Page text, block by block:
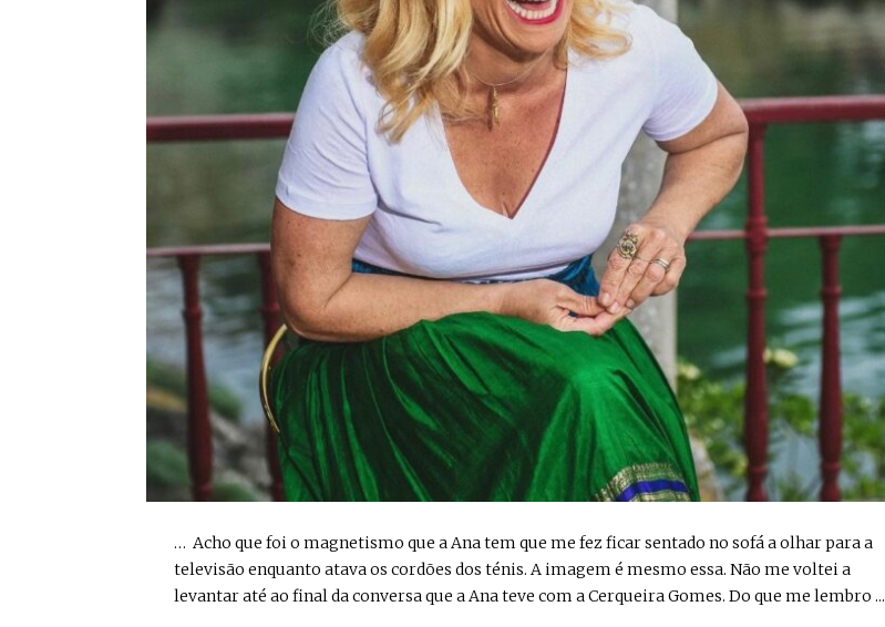
… Acho que foi o magnetismo que a Ana tem que me fez ficar sentado no sofá a olhar para a
televisão enquanto atava os cordões dos ténis. A imagem é mesmo essa. Não me voltei a
levantar até ao final da conversa que a Ana teve com a Cerqueira Gomes. Do que me lembro ...